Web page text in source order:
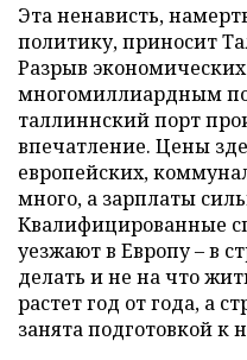
Эта ненависть,
политику, приносит
Разрыв
многомиллиардным
таллиннский порт
впечатление. Цены
европейских,
много, а зарплаты
Квалифицированные
уезжают в Европу – в
делать и не на что
растет год от года, а
занята подготовкой к